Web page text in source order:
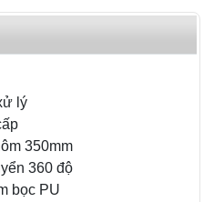
lý
350mm
360 độ
bọc PU